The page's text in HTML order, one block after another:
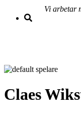
Vi arbetar
Claes